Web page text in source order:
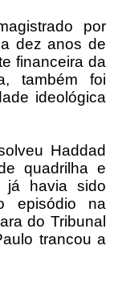
por
dez anos de
financeira da
também foi
ideológica
Haddad
quadrilha e
já havia sido
episódio na
do Tribunal
trancou a